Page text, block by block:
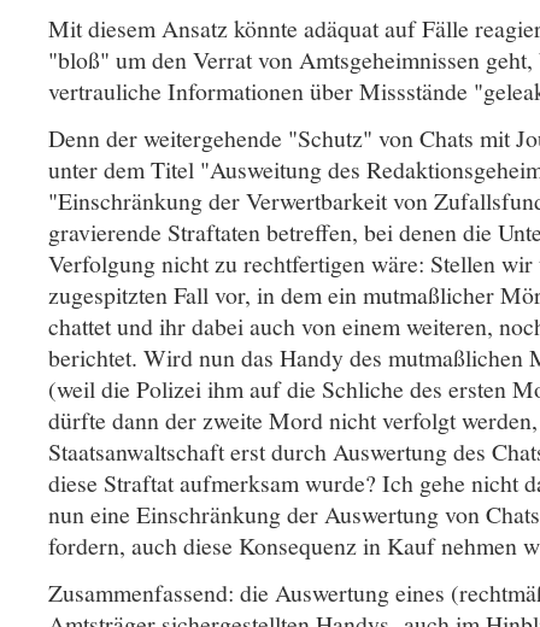
Mit diesem Ansatz könnte adäquat auf Fälle
"bloß" um den Verrat von Amtsgeheimnissen geht,
vertrauliche Informationen über Missstände
Denn der weitergehende "Schutz" von Chats mit
unter dem Titel "Ausweitung des
"Einschränkung der Verwertbarkeit von
gravierende Straftaten betreffen, bei denen die
Verfolgung nicht zu rechtfertigen wäre: Stellen wir
zugespitzten Fall vor, in dem ein mutmaßlicher
chattet und ihr dabei auch von einem weiteren,
berichtet. Wird nun das Handy des mutmaßlichen
(weil die Polizei ihm auf die Schliche des ersten
dürfte dann der zweite Mord nicht verfolgt
Staatsanwaltschaft erst durch Auswertung des
diese Straftat aufmerksam wurde? Ich gehe nicht
nun eine Einschränkung der Auswertung von
fordern, auch diese Konsequenz in Kauf nehmen
Zusammenfassend: die Auswertung eines